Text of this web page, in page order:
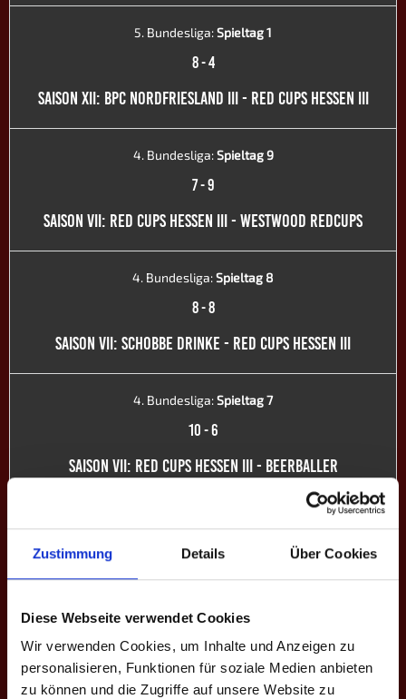
Zustimmung Details Über Cookies
Diese Webseite verwendet Cookies
Wir verwenden Cookies, um Inhalte und Anzeigen zu
personalisieren, Funktionen für soziale Medien anbieten
zu können und die Zugriffe auf unsere Website zu
5. Bundesliga:Spieltag 1
8-4
SAISON XII: BPC NORDFRIESLAND III - RED CUPS HESSEN III
4. Bundesliga:Spieltag 9
7-9
SAISON VII: RED CUPS HESSEN III - WESTWOOD REDCUPS
4. Bundesliga:Spieltag 8
8-8
SAISON VII: SCHOBBE DRINKE - RED CUPS HESSEN III
4. Bundesliga:Spieltag 7
10-6
SAISON VII: RED CUPS HESSEN III - BEERBALLER
4-12
4. Bundesliga:Spieltag 5
-